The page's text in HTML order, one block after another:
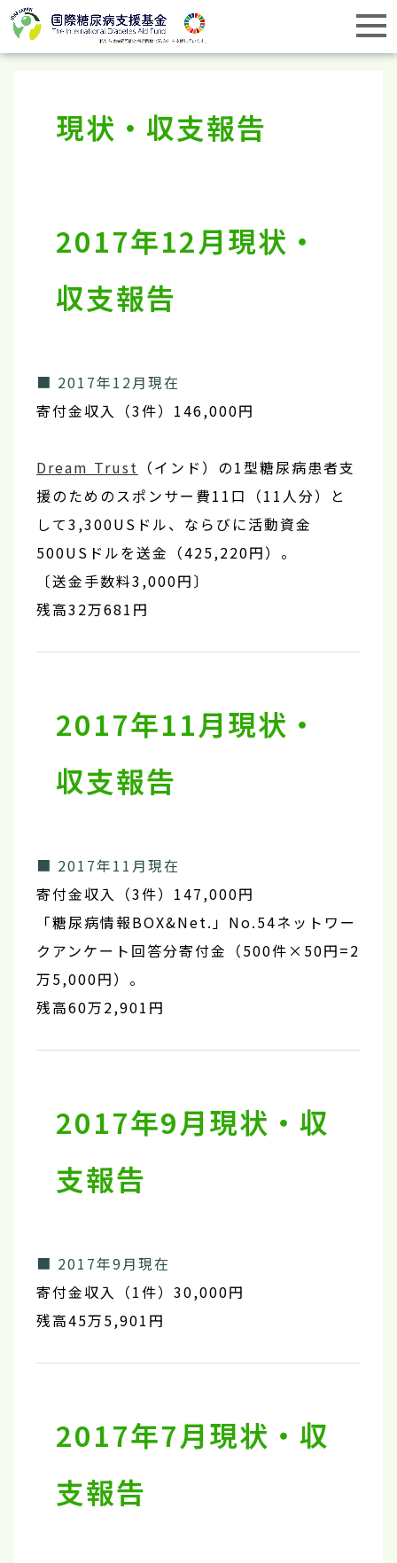
現状・収支報告
2017年12月現状・
収支報告
■ 2017年12月現在
寄付金収入（3件）146,000円
Dream Trust （インド）の1型糖尿病患者支
援のためのスポンサー費11口（11人分）と
して3,300USドル、ならびに活動資金
500USドルを送金（425,220円）。
〔送金手数料3,000円〕
残高32万681円
2017年11月現状・
収支報告
■ 2017年11月現在
寄付金収入（3件）147,000円
「糖尿病情報BOX&Net.」No.54ネットワー
クアンケート回答分寄付金（500件×50円=2
万5,000円）。
残高60万2,901円
2017年9月現状・収
支報告
■ 2017年9月現在
寄付金収入（1件）30,000円
残高45万5,901円
2017年7月現状・収
支報告